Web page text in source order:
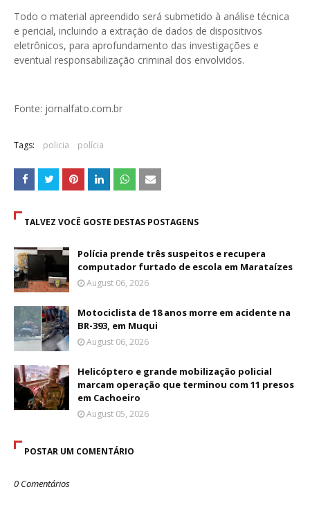
Todo o material apreendido será submetido à análise técnica
e pericial, incluindo a extração de dados de dispositivos
eletrônicos, para aprofundamento das investigações e
eventual responsabilização criminal dos envolvidos.
Fonte: jornalfato.com.br
Tags: policia polícia
TALVEZ VOCÊ GOSTE DESTAS POSTAGENS
Polícia prende três suspeitos e recupera
computador furtado de escola em Marataízes
August 06, 2026
Motociclista de 18 anos morre em acidente na
BR-393, em Muqui
August 06, 2026
Helicóptero e grande mobilização policial
marcam operação que terminou com 11 presos
em Cachoeiro
August 05, 2026
POSTAR UM COMENTÁRIO
0 Comentários